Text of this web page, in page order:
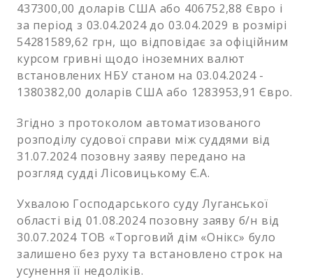
437300,00 доларів США або 406752,88 Євро і
за період з 03.04.2024 до 03.04.2029 в розмірі
54281589,62 грн, що відповідає за офіційним
курсом гривні щодо іноземних валют
встановлених НБУ станом на 03.04.2024 -
1380382,00 доларів США або 1283953,91 Євро.
Згідно з протоколом автоматизованого
розподілу судової справи між суддями від
31.07.2024 позовну заяву передано на
розгляд судді Лісовицькому Є.А.
Ухвалою Господарського суду Луганської
області від 01.08.2024 позовну заяву б/н від
30.07.2024 ТОВ «Торговий дім «Онікс» було
залишено без руху та встановлено строк на
усунення її недоліків.